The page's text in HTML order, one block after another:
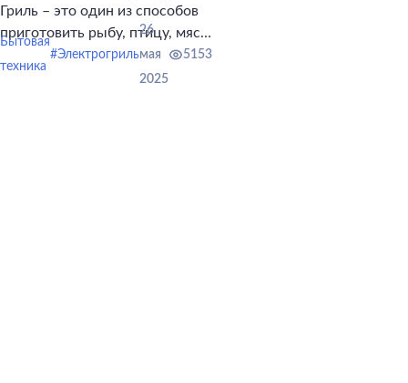
гриль? Как
сделать
правильный
Гриль – это один из способов
приготовить рыбу, птицу, мясо,
Бытовая
техника
#Электрогриль
26
мая
2025
5153